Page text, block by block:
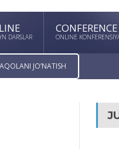
DARSLAR
CONFERENCE
ONLINE
JO’NATISH